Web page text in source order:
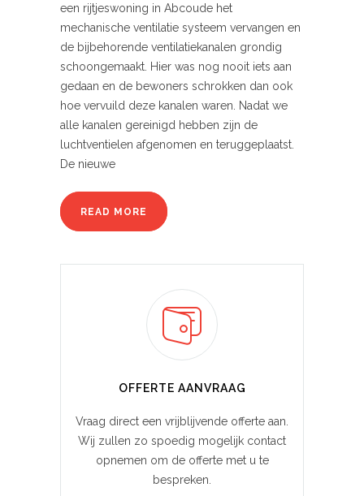
een rijtjeswoning in Abcoude het
mechanische ventilatie systeem vervangen en
de bijbehorende ventilatiekanalen grondig
schoongemaakt. Hier was nog nooit iets aan
gedaan en de bewoners schrokken dan ook
hoe vervuild deze kanalen waren. Nadat we
alle kanalen gereinigd hebben zijn de
luchtventielen afgenomen en teruggeplaatst.
De nieuwe
READ MORE
OFFERTE AANVRAAG
Vraag direct een vrijblijvende offerte aan.
Wij zullen zo spoedig mogelijk contact
opnemen om de offerte met u te
bespreken.